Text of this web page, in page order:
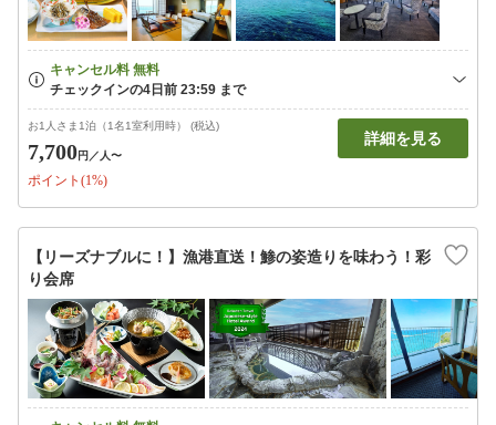
お1人さま1泊（1名1室利用時） (税込)
7,700円 ／人〜
ポイント(1%)
詳細を見る
【リーズナブルに！】漁港直送！鯵の姿造りを味わう！彩
り会席